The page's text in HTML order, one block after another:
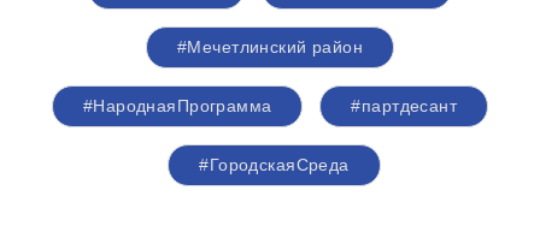
#Мечетлинский район
#НароднаяПрограмма #партдесант
#ГородскаяСреда